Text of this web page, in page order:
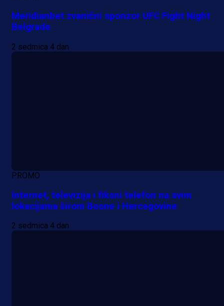
Meridianbet zvanični sponzor UFC Fight Night
Belgrade
2 sedmica 4 dan
PROMO
Internet, televizija i fiksni telefon na svim
lokacijama širom Bosne i Hercegovine
2 sedmica 4 dan